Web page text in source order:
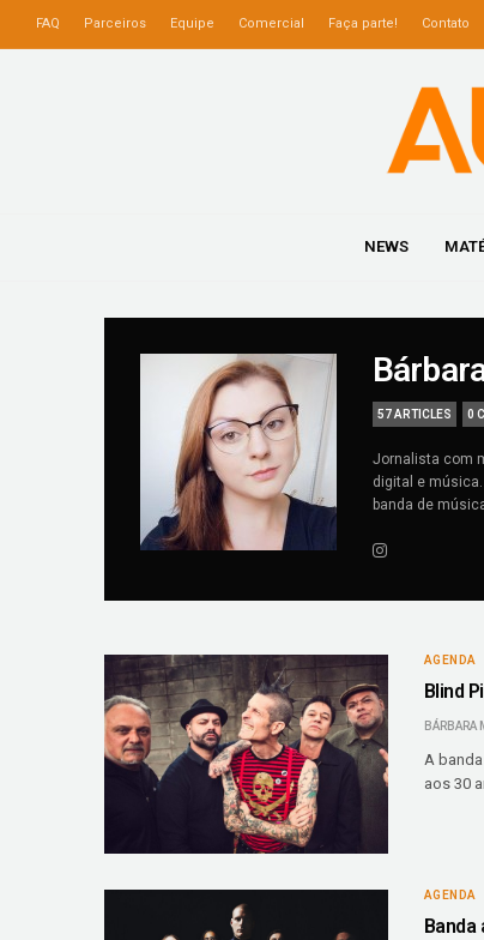
FAQ Parceiros Equipe Comercial Faça parte! Contato
NEWS
57 ARTICLES 0
Jornalista com
digital e
banda de
AGENDA
Blind
BÁRBARA
A
aos 30
AGENDA